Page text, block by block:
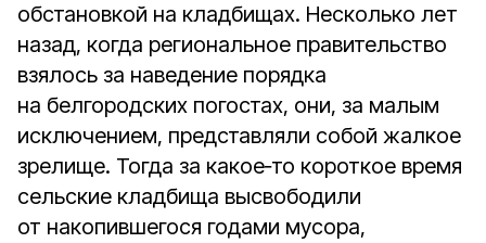
обстановкой на кладбищах. Несколько лет
назад, когда региональное правительство
взялось за наведение порядка
на белгородских погостах, они, за малым
исключением, представляли собой жалкое
зрелище. Тогда за какое‑то короткое время
сельские кладбища высвободили
от накопившегося годами мусора,